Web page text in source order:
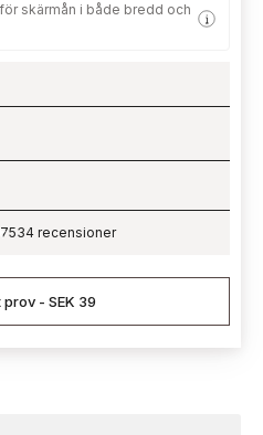
skärmån i både bredd och
7534 recensioner
prov - SEK 39